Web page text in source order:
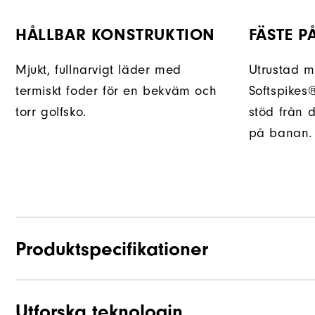
HÅLLBAR KONSTRUKTION
Mjukt, fullnarvigt läder med
termiskt foder för en bekväm och
torr golfsko.
FÄSTE
Utrustad
stöd från
på banan.
Produktspecifikationer
Material